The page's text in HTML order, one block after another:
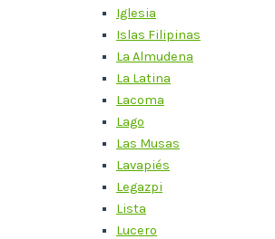
Iglesia
Islas Filipinas
La Almudena
La Latina
Lacoma
Lago
Las Musas
Lavapiés
Legazpi
Lista
Lucero